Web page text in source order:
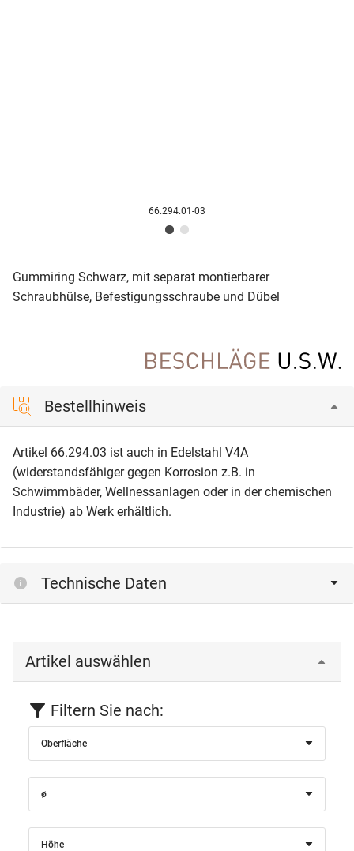
66.294.01-03
Gummiring Schwarz, mit separat montierbarer
Schraubhülse, Befestigungsschraube und Dübel
Bestellhinweis
Artikel 66.294.03 ist auch in Edelstahl V4A
(widerstandsfähiger gegen Korrosion z.B. in
Schwimmbäder, Wellnessanlagen oder in der chemischen
Industrie) ab Werk erhältlich.
Technische Daten
Artikel auswählen
Filtern Sie nach:
Oberfläche
ø
Höhe